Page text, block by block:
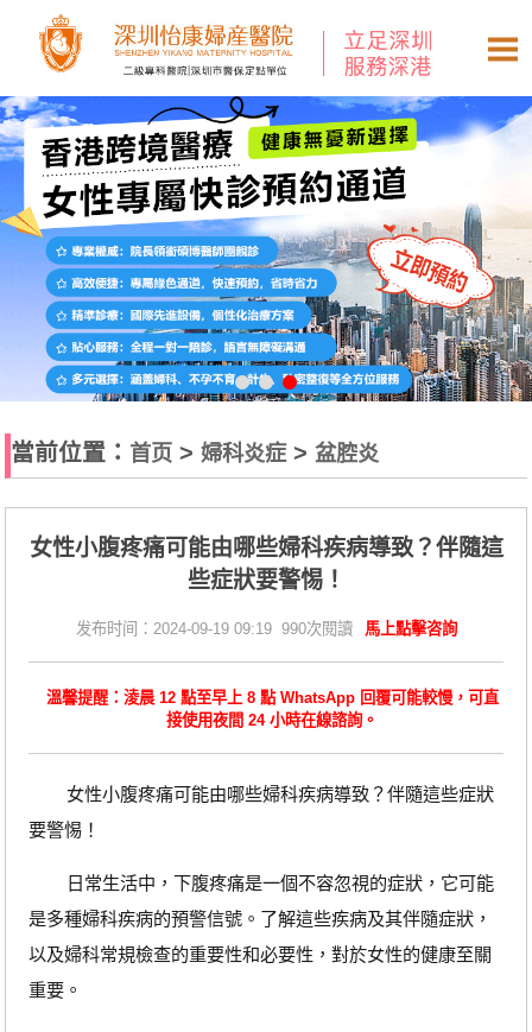
當前位置： 首页 >婦科炎症>盆腔炎
女性小腹疼痛可能由哪些婦科疾病導致？伴隨這
些症狀要警惕！
发布时间：2024-09-19 09:19 990次閱讀 馬上點擊咨詢
溫馨提醒：淩晨 12 點至早上 8 點 WhatsApp 回覆可能較慢，可直
接使用夜間 24 小時在線諮詢。
女性小腹疼痛可能由哪些婦科疾病導致？伴隨這些症狀
要警惕！
日常生活中，下腹疼痛是一個不容忽視的症狀，它可能
是多種婦科疾病的預警信號。了解這些疾病及其伴隨症狀，
以及婦科常規檢查的重要性和必要性，對於女性的健康至關
重要。